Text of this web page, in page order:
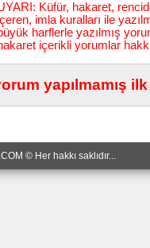
Küfür, hakaret,
imla kuralları ile
harflerle yazılmış
içerikli yorumlar
yapılmamış
© Her hakkı saklıdır...